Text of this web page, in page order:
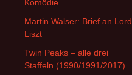
Komödie
Martin Walser: Brief an Lord
Liszt
Twin Peaks – alle drei
Staffeln (1990/1991/2017)